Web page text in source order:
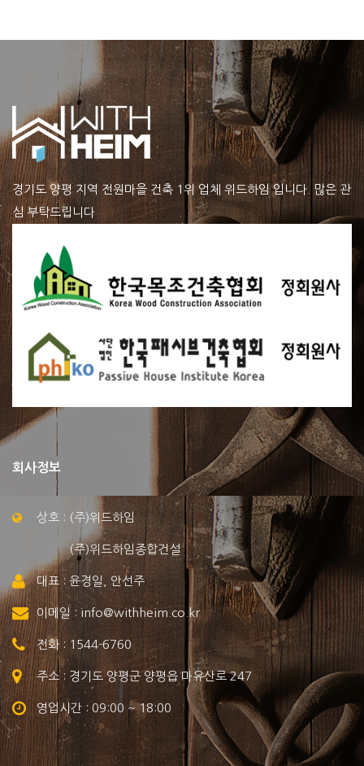
경기도 양평 지역 전원마을 건축 1위 업체 위드하임 입니다. 많은 관
심 부탁드립니다
회사정보
상호 : (주)위드하임
(주)위드하임종합건설
대표 : 윤경일, 안선주
이메일 : info@withheim.co.kr
전화 : 1544-6760
주소 : 경기도 양평군 양평읍 마유산로 247
영업시간 : 09:00 ~ 18:00